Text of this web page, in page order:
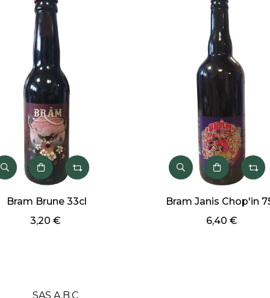
Brune 33cl
3,20 €
Bram Janis Chop'in 75cl
6,40 €
SAS A.B.C